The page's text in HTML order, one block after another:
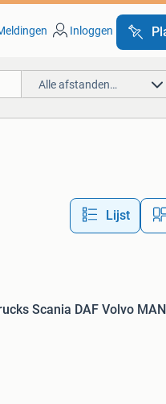
Inloggen
Alle afstanden…
Lijst
Scania DAF Volvo